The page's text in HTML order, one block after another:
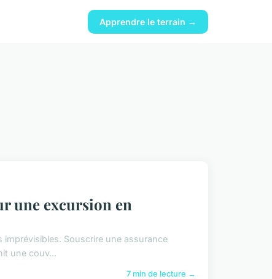
Apprendre le terrain →
une excursion en
Souscrire une assurance
une couv...
7 min de lecture →